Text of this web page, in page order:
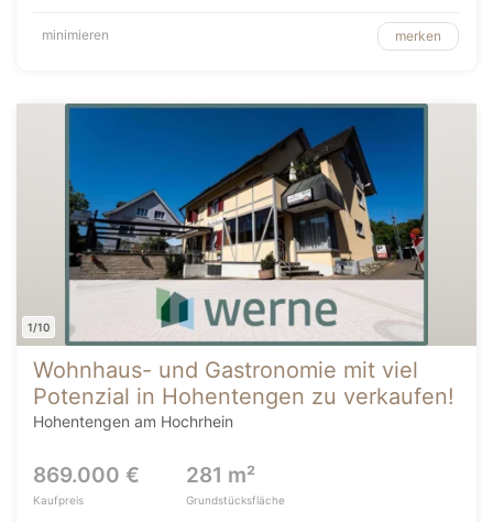
minimieren merken
1/10
Wohnhaus- und Gastronomie mit viel
Potenzial in Hohentengen zu verkaufen!
Hohentengen am Hochrhein
869.000 €
Kaufpreis
281 m²
Grundstücksfläche